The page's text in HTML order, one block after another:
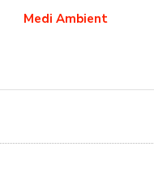
Medi Ambient